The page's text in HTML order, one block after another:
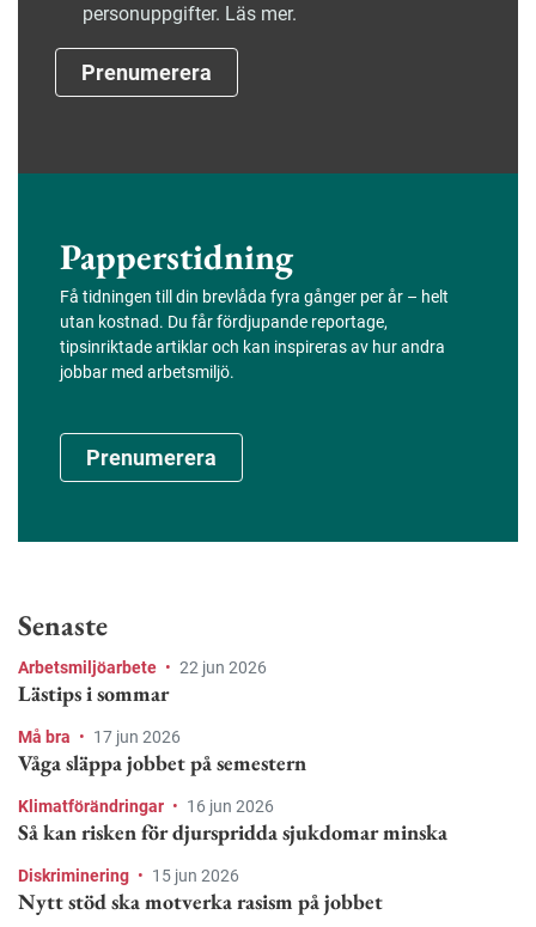
personuppgifter. Läs mer.
Prenumerera
Papperstidning
Få tidningen till din brevlåda fyra gånger per år – helt
utan kostnad. Du får fördjupande reportage,
tipsinriktade artiklar och kan inspireras av hur andra
jobbar med arbetsmiljö.
Prenumerera
Senaste
Arbetsmiljöarbete • 22 jun 2026
Lästips i sommar
Må bra • 17 jun 2026
Våga släppa jobbet på semestern
Klimatförändringar • 16 jun 2026
Så kan risken för djurspridda sjukdomar minska
Diskriminering • 15 jun 2026
Nytt stöd ska motverka rasism på jobbet